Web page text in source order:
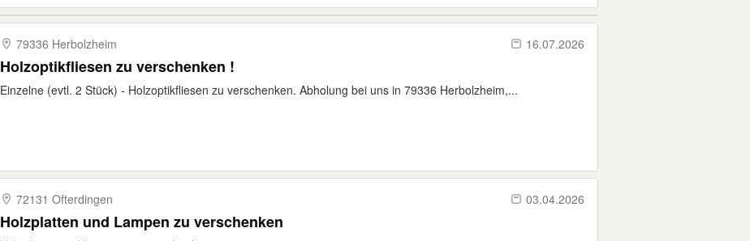
79336 Herbolzheim 16.07.2026
Holzoptikfliesen zu verschenken !
Einzelne (evtl. 2 Stück) - Holzoptikfliesen zu verschenken. Abholung bei uns in 79336 Herbolzheim,...
72131 Ofterdingen 03.04.2026
Holzplatten und Lampen zu verschenken